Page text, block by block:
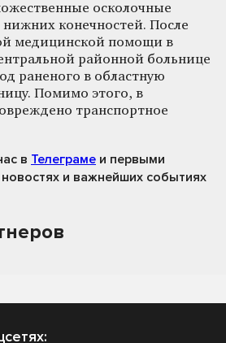
осколочные
конечностей. После
медицинской помощи в
районной больнице
раненого в областную
Помимо этого, в
транспортное
в Телеграме и первыми
и важнейших событиях